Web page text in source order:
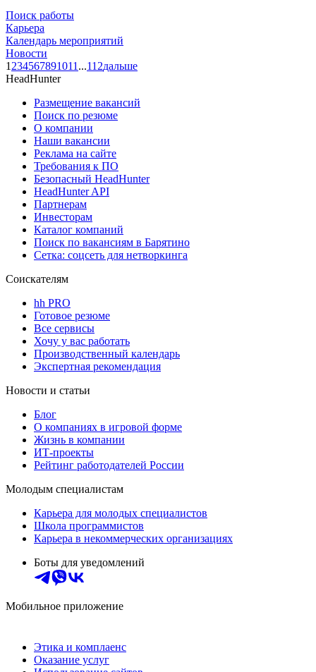
Поиск работы
Карьера
Календарь мероприятий
Новости
1 234567891011 ...112дальше
HeadHunter
Размещение вакансий
Поиск по резюме
О компании
Наши вакансии
Реклама на сайте
Требования к ПО
Безопасный HeadHunter
HeadHunter API
Партнерам
Инвесторам
Каталог компаний
Поиск по вакансиям в Барятино
Сетка: соцсеть для нетворкинга
Соискателям
hh PRO
Готовое резюме
Все сервисы
Хочу у вас работать
Производственный календарь
Экспертная рекомендация
Новости и статьи
Блог
О компаниях в игровой форме
Жизнь в компании
ИТ-проекты
Рейтинг работодателей России
Молодым специалистам
Карьера для молодых специалистов
Школа программистов
Карьера в некоммерческих организациях
Боты для уведомлений
Мобильное приложение
Этика и комплаенс
Оказание услуг